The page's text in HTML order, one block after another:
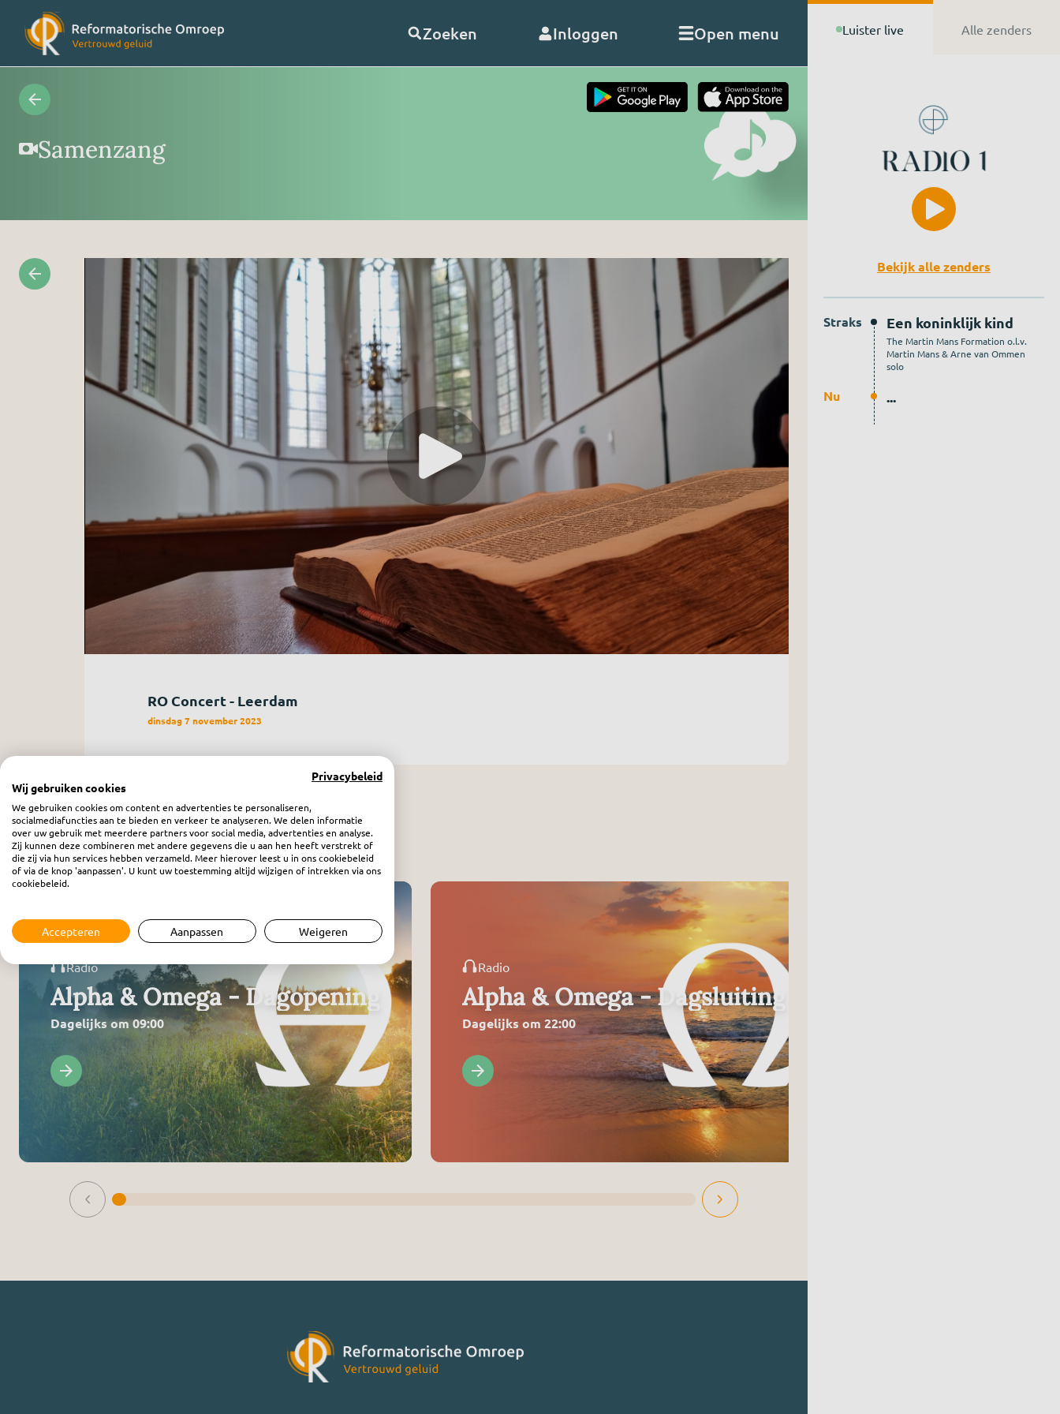
Zoeken Inloggen Open menu
RO nieuws Contact opnemen
Als abonnee geniet u onbeperkt van
Bekijk de voordelen
Samenzang
RO Concert - Leerdam
dinsdag 7 november 2023
Meer programma’s
Radio
Alpha & Omega - Dagopening
Dagelijks om 09:00
Radio
Alpha & Omega - Dagsluiting
Dagelijks om 22:00
Luister live Alle zenders
Bekijk alle zenders
Straks Een koninklijk kind
The Martin Mans Formation o.l.v.
Martin Mans & Arne van Ommen
solo
Nu ...
Privacybeleid
Wij gebruiken cookies
We gebruiken cookies om content en advertenties te personaliseren,
socialmediafuncties aan te bieden en verkeer te analyseren. We delen informatie
over uw gebruik met meerdere partners voor social media, advertenties en analyse.
Zij kunnen deze combineren met andere gegevens die u aan hen heeft verstrekt of
die zij via hun services hebben verzameld. Meer hierover leest u in ons cookiebeleid
of via de knop 'aanpassen'. U kunt uw toestemming altijd wijzigen of intrekken via ons
cookiebeleid.
Accepteren Aanpassen Weigeren